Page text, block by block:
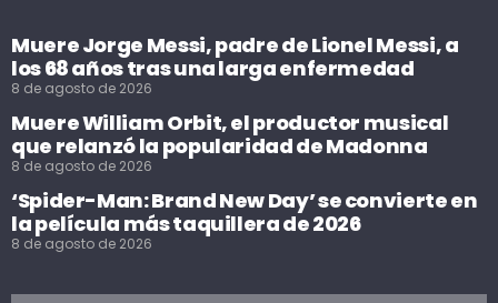
Muere Jorge Messi, padre de Lionel Messi, a
los 68 años tras una larga enfermedad
8 de agosto de 2026
Muere William Orbit, el productor musical
que relanzó la popularidad de Madonna
8 de agosto de 2026
‘Spider-Man: Brand New Day’ se convierte en
la película más taquillera de 2026
8 de agosto de 2026